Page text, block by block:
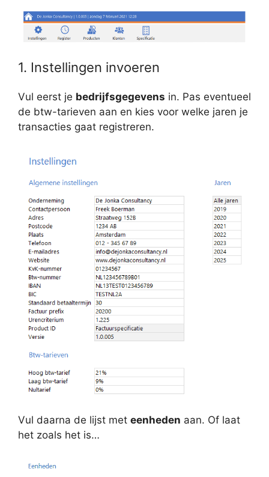
1. Instellingen invoeren
Vul eerst je bedrijfsgegevens in. Pas eventueel
de btw-tarieven aan en kies voor welke jaren je
transacties gaat registreren.
Vul daarna de lijst met eenheden aan. Of laat
het zoals het is…